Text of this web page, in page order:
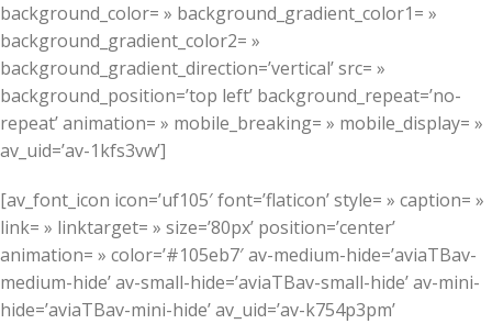
background_color= » background_gradient_color1= »
background_gradient_color2= »
background_gradient_direction=’vertical’ src= »
background_position=’top left’ background_repeat=’no-
repeat’ animation= » mobile_breaking= » mobile_display= »
av_uid=’av-1kfs3vw’]
[av_font_icon icon=’uf105′ font=’flaticon’ style= » caption= »
link= » linktarget= » size=’80px’ position=’center’
animation= » color=’#105eb7′ av-medium-hide=’aviaTBav-
medium-hide’ av-small-hide=’aviaTBav-small-hide’ av-mini-
hide=’aviaTBav-mini-hide’ av_uid=’av-k754p3pm’